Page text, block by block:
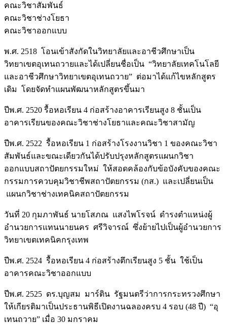
คณะวิชาสัมพันธ์
คณะวิชาช่างโยธา
คณะวิชาออกแบบ
พ.ศ. 2518 โอนเข้าสังกัดในวิทยาลัยและอาชีวศึกษาเป็น
วิทยาเขตอุเทนถวายและได้เปลี่ยนชื่อเป็น “วิทยาลัยเทคโนโลยี
และอาชีวศึกษาวิทยาเขตอุเทนถวาย” ต่อมาได้แก้ไขหลักสูตร
เดิม โดยจัดทำแผนพัฒนาหลักสูตรขึ้นมา
ปีพ.ศ. 2520 รื้อหอเรียน 4 ก่อสร้างอาคารเรียนสูง 8 ชั้นเป็น
อาคารเรียนของคณะวิชาช่างโยธาและคณะวิชาสามัญ
ปีพ.ศ. 2522 รื้อหอเรียน 1 ก่อสร้างโรงงานวิชา 1 ของคณะวิชา
สัมพันธ์และขณะเดียวกันได้ปรับปรุงหลักสูตรแผนกวิชา
ออกแบบสถาปัตยกรรมใหม่ ให้สอดคล้องกับข้อบังคับของคณะ
กรรมการควบคุมวิชาชีพสถาปัตยกรรม (กส.) และเปลี่ยนเป็น
แผนกวิชาช่างเทคนิคสถาปัตยกรรม
วันที่ 20 กุมภาพันธ์ นายโสภณ แสงไพโรจน์ ดำรงตำแหน่งผู้
อำนวยการแทนนายนคร ศรีวิจารณ์ ซึ่งย้ายไปเป็นผู้อำนวยการ
วิทยาเขตเทคนิคกรุงเทพ
ปีพ.ศ. 2524 รื้อหอเรียน 4 ก่อสร้างตึกเรียนสูง 5 ชั้น ใช้เป็น
อาคารคณะวิชาออกแบบ
ปีพ.ศ. 2525 ดร.บุญสม มาร์ติน รัฐมนตรีว่าการกระทรวงศึกษา
ให้เกียรติมาเป็นประธานพิธีเปิดงานฉลองครบ 4 รอบ (48 ปี) “อุ
เทนถวาย” เมื่อ 30 มกราคม